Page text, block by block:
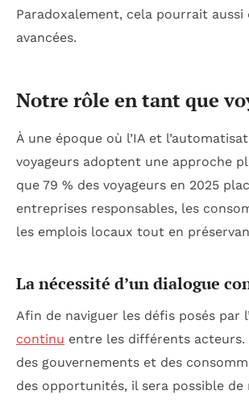
Paradoxalement, cela pourrait
avancées.
Notre rôle en tant que
À une époque où l’IA et
voyageurs adoptent une approche
que 79 % des voyageurs en 2025
entreprises responsables, les
les emplois locaux tout en
La nécessité d’un dialogue
Afin de naviguer les défis posés par
continu entre les différents acteurs.
des gouvernements et des
des opportunités, il sera possible